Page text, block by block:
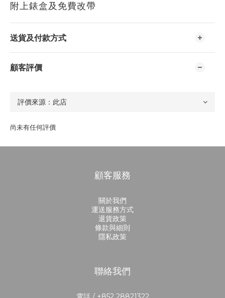
附上錶盒及免費改帶
送貨及付款方式
顧客評價
尚未有任何評價
顧客服務
關於我們
運送服務方式
退貨政策
條款與細則
隱私政策
聯絡我們